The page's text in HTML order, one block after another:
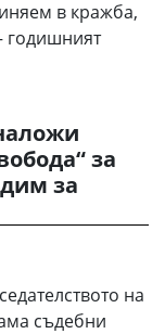
в кражба,
годишният
за
за
на
съдебни